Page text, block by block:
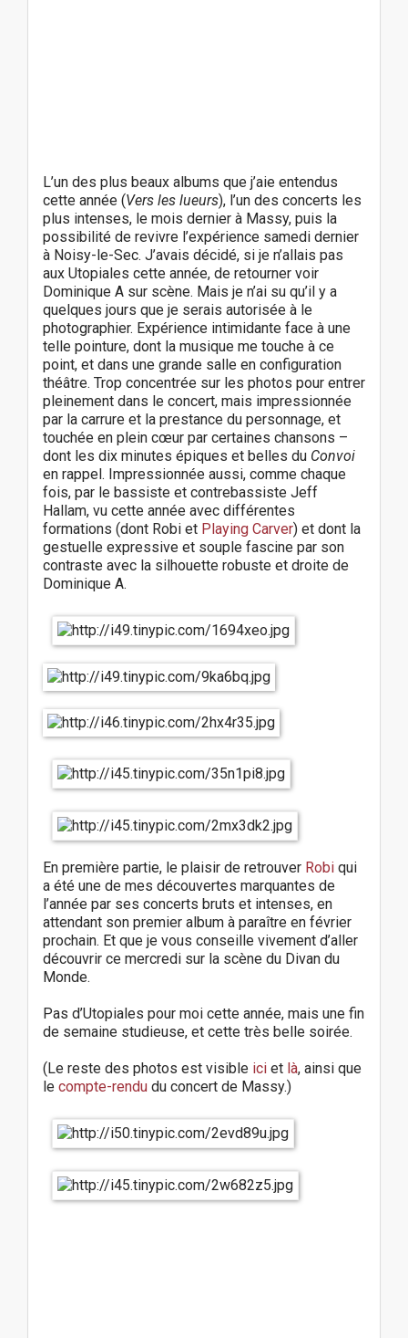
L’un des plus beaux albums que j’aie entendus
cette année (Vers les lueurs), l’un des concerts les
plus intenses, le mois dernier à Massy, puis la
possibilité de revivre l’expérience samedi dernier
à Noisy-le-Sec. J’avais décidé, si je n’allais pas
aux Utopiales cette année, de retourner voir
Dominique A sur scène. Mais je n’ai su qu’il y a
quelques jours que je serais autorisée à le
photographier. Expérience intimidante face à une
telle pointure, dont la musique me touche à ce
point, et dans une grande salle en configuration
théâtre. Trop concentrée sur les photos pour entrer
pleinement dans le concert, mais impressionnée
par la carrure et la prestance du personnage, et
touchée en plein cœur par certaines chansons –
dont les dix minutes épiques et belles du Convoi
en rappel. Impressionnée aussi, comme chaque
fois, par le bassiste et contrebassiste Jeff
Hallam, vu cette année avec différentes
formations (dont Robi et Playing Carver) et dont la
gestuelle expressive et souple fascine par son
contraste avec la silhouette robuste et droite de
Dominique A.
En première partie, le plaisir de retrouver Robi qui
a été une de mes découvertes marquantes de
l’année par ses concerts bruts et intenses, en
attendant son premier album à paraître en février
prochain. Et que je vous conseille vivement d’aller
découvrir ce mercredi sur la scène du Divan du
Monde.
Pas d’Utopiales pour moi cette année, mais une fin
de semaine studieuse, et cette très belle soirée.
(Le reste des photos est visible ici et là, ainsi que
le compte-rendu du concert de Massy.)